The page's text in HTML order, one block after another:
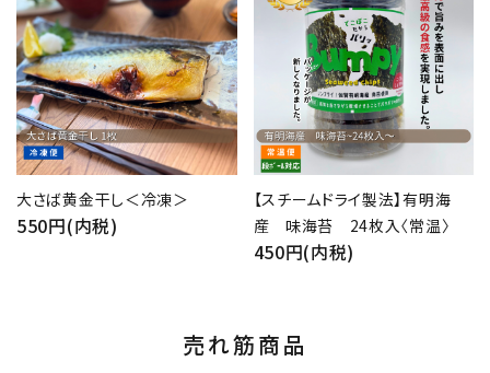
大さば黄金干し＜冷凍＞
550円(内税)
【スチームドライ製法】有明海
産 味海苔 24枚入〈常温〉
450円(内税)
売れ筋商品